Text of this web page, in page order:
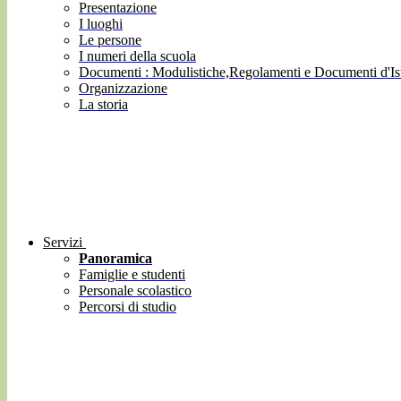
Presentazione
I luoghi
Le persone
I numeri della scuola
Documenti : Modulistiche,Regolamenti e Documenti
Organizzazione
La storia
Servizi
Panoramica
Famiglie e studenti
Personale scolastico
Percorsi di studio